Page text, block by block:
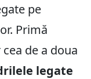
pe
Primă
de a doua
legate